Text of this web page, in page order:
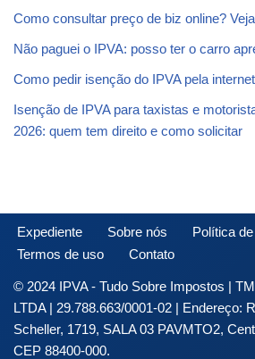
Como consultar preço de biz online?
Não paguei o IPVA: posso ter o carro
Como pedir isenção do IPVA pela
Isenção de IPVA para taxistas e
2026: quem tem direito e como solicitar
Expediente Sobre nós
Política
Termos de uso
Contato
© 2024 IPVA - Tudo Sobre Impostos |
LTDA | 29.788.663/0001-02 | Endereço:
Scheller, 1719, SALA 03 PAVMTO2,
CEP 88400-000.